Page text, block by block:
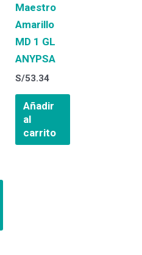
Maestro
Amarillo
MD 1 GL
ANYPSA
S/53.34
Añadir
al
carrito